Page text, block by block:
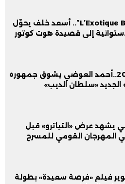
“L’Exotique Botanique”.. أسعد خلف يحوّل
إلى قصيدة هوت كوتور
رمضان 2027..أحمد العوضي يشوق جمهوره
«سلطان الديب»
يشهد عرض «التياترو» قبل
المهرجان القومي للمسرح
فيلم «فرصة سعيدة» بطولة